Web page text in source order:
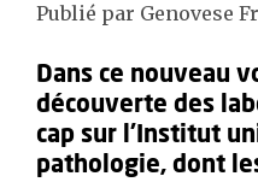
Publié par Genovese
Dans ce nouveau
découverte des
cap sur l’Institut
pathologie, dont